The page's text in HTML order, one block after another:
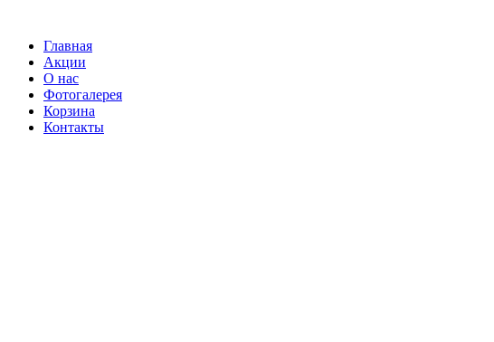
содержимому
Главная
Акции
О нас
Фотогалерея
Корзина
Контакты